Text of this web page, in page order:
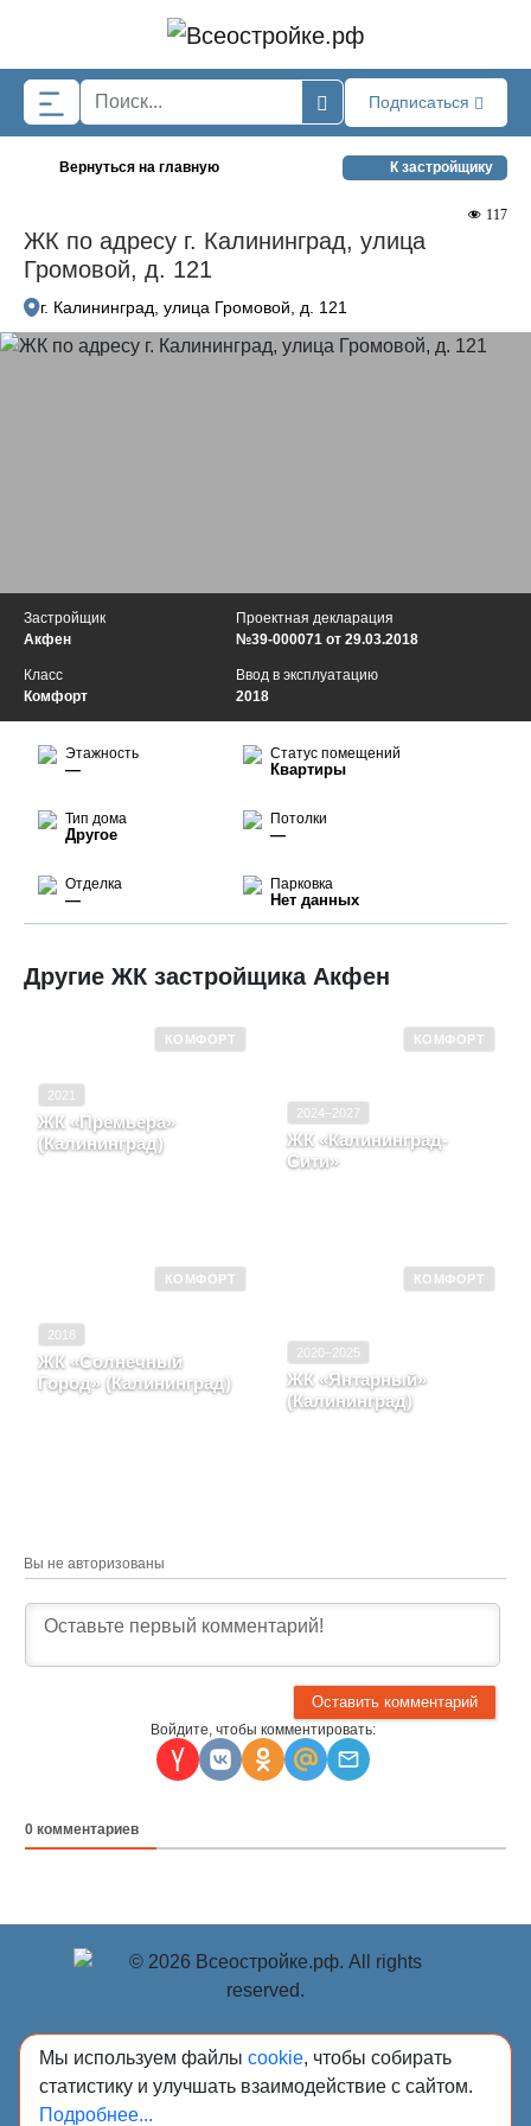
Подписаться
Вернуться на главную К застройщику
ЖК по адресу г. Калининград, улица
Громовой, д. 121
117
г. Калининград, улица Громовой, д. 121
Застройщик
Акфен
Проектная декларация
№39-000071 от 29.03.2018
Ввод в эксплуатацию
2018
Класс
Комфорт
Этажность
—
Статус помещений
Квартиры
Тип дома
Другое
Потолки
—
Отделка
—
Парковка
Нет данных
Другие ЖК застройщика Акфен
КОМФОРТ
2021
ЖК «Премьера»
(Калининград)
КОМФОРТ
2024–2027
ЖК «Калининград-
Сити»
КОМФОРТ
2018
ЖК «Солнечный
Город» (Калининград)
КОМФОРТ
2020–2025
ЖК «Янтарный»
(Калининград)
Вы не авторизованы
Войдите, чтобы комментировать:
0 комментариев
© Учредитель: Индивидуальный предприниматель
Опрышко Светлана Александровна, 2018-2026.
Сообщения и материалы сетевого издания «Всё о
стройке» (зарегистрировано Федеральной службой по
Мы используем файлы cookie, чтобы собирать
статистику и улучшать взаимодействие с сайтом.
Подробнее...